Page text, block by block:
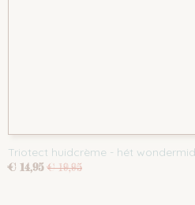
Triotect huidcrème - hét
€ 14,95 € 19,95